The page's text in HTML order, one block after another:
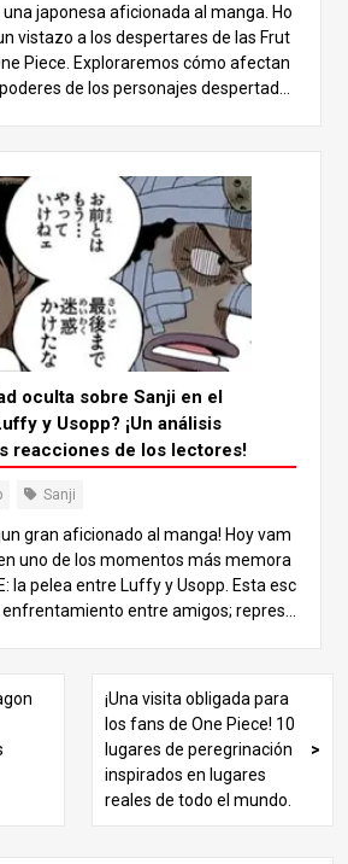
una japonesa aficionada al manga. Ho
vistazo a los despertares de las Frut
Piece. Exploraremos cómo afectan
de los personajes despertado
diablo? El despertar de la Fruta del Dia
en la que el usuario comprende
sus habilidades. Una vez que un u
despertar, puede influir en los demá
sus poderes. Introducción inicial y a
mención al despertar tiene luga
del arco Impel Down, donde Barbane
de una fruta del diablo de tipo
de Zoan despiertos muestran una du
extraordinarias, superando a los
tarde, en el capítulo 785 del arco de
Doflamingo explica el despertar,
al usuario “afectar a otros”. Lo d
la importancia del despertar para m
oculta sobre Sanji en el
y Usopp? ¡Un análisis
reacciones de los lectores!
Sanji
gran aficionado al manga! Hoy vam
uno de los momentos más memora
la pelea entre Luffy y Usopp. Esta esc
entre amigos; represe
emocional. 1. El trasfondo de la luc
La pelea entre Luffy y Usopp gira
Going Merry. El Going Merry simboli
está lleno de recuerdos que han estr
compañeros de tripulación. En la
¡Una visita obligada para
los fans de One Piece! 10
lugares de peregrinación
inspirados en lugares
reales de todo el mundo.